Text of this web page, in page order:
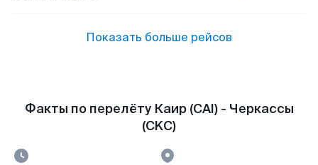
Показать больше рейсов
Факты по перелёту Каир (CAI) - Черкассы
(CKC)